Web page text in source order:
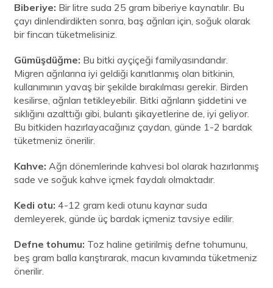
Biberiye: Bir litre suda 25 gram biberiye kaynatılır. Bu
çayı dinlendirdikten sonra, baş ağrıları için, soğuk olarak
bir fincan tüketmelisiniz.
Gümüşdüğme: Bu bitki ayçiçeği familyasındandır.
Migren ağrılarına iyi geldiği kanıtlanmış olan bitkinin,
kullanımının yavaş bir şekilde bırakılması gerekir. Birden
kesilirse, ağrıları tetikleyebilir. Bitki ağrıların şiddetini ve
sıklığını azalttığı gibi, bulantı şikayetlerine de, iyi geliyor.
Bu bitkiden hazırlayacağınız çaydan, günde 1-2 bardak
tüketmeniz önerilir.
Kahve: Ağrı dönemlerinde kahvesi bol olarak hazırlanmış
sade ve soğuk kahve içmek faydalı olmaktadır.
Kedi otu: 4-12 gram kedi otunu kaynar suda
demleyerek, günde üç bardak içmeniz tavsiye edilir.
Defne tohumu: Toz haline getirilmiş defne tohumunu,
beş gram balla karıştırarak, macun kıvamında tüketmeniz
önerilir.